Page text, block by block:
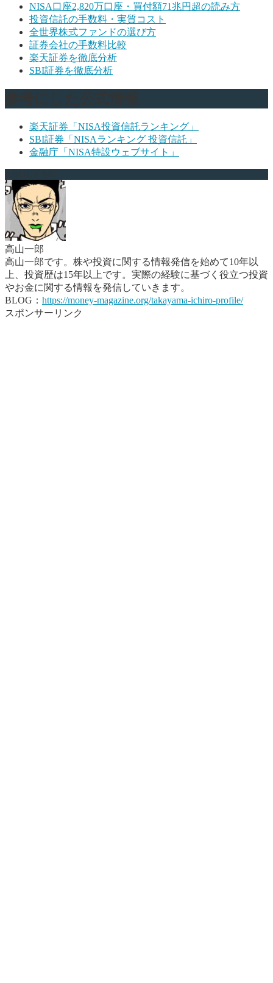
NISA口座2,820万口座・買付額71兆円超の読み方
投資信託の手数料・実質コスト
全世界株式ファンドの選び方
証券会社の手数料比較
楽天証券を徹底分析
SBI証券を徹底分析
楽天証券「NISA投資信託ランキング」
SBI証券「NISAランキング 投資信託」
金融庁「NISA特設ウェブサイト」
高山一郎
高山一郎です。株や投資に関する情報発信を始めて10年以
上、投資歴は15年以上です。実際の経験に基づく役立つ投資
やお金に関する情報を発信していきます。
BLOG： https://money-magazine.org/takayama-ichiro-profile/
スポンサーリンク